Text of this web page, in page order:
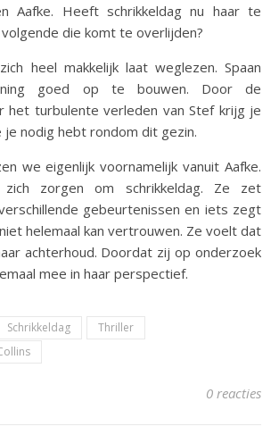
Aafke. Heeft schrikkeldag nu haar te
die komt te overlijden?
heel makkelijk laat weglezen. Spaan
goed op te bouwen. Door de
het turbulente verleden van Stef krijg je
nodig hebt rondom dit gezin.
we eigenlijk voornamelijk vanuit Aafke.
zorgen om schrikkeldag. Ze zet
gebeurtenissen en iets zegt
helemaal kan vertrouwen. Ze voelt dat
achterhoud. Doordat zij op onderzoek
mee in haar perspectief.
Schrikkeldag
Thriller
0 reacties